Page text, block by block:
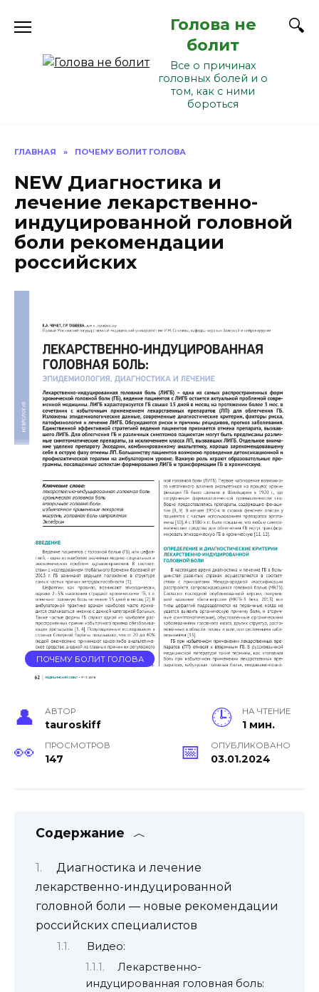
Голова не
болит
Все о причинах
головных болей и о
том, как с ними
бороться
ГЛАВНАЯ » ПОЧЕМУ БОЛИТ ГОЛОВА
NEW Диагностика и
лечение лекарственно-
индуцированной головной
боли рекомендации
российских
ПОЧЕМУ БОЛИТ ГОЛОВА
АВТОР
tauroskiff
НА ЧТЕНИЕ
1 мин.
ПРОСМОТРОВ
147
ОПУБЛИКОВАНО
03.01.2024
Содержание
Диагностика и лечение
лекарственно-индуцированной
головной боли — новые рекомендации
российских специалистов
Видео:
Лекарственно-
индуцированная головная боль: